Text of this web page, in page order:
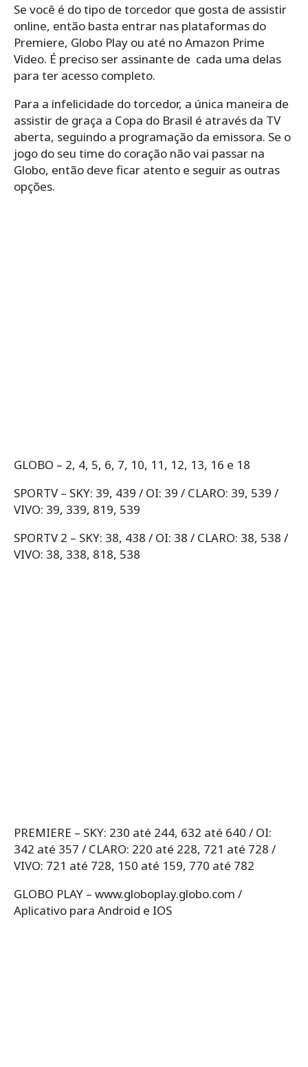
Se você é do tipo de torcedor que gosta de assistir
online, então basta entrar nas plataformas do
Premiere, Globo Play ou até no Amazon Prime
Video. É preciso ser assinante de cada uma delas
para ter acesso completo.
Para a infelicidade do torcedor, a única maneira de
assistir de graça a Copa do Brasil é através da TV
aberta, seguindo a programação da emissora. Se o
jogo do seu time do coração não vai passar na
Globo, então deve ficar atento e seguir as outras
opções.
GLOBO – 2, 4, 5, 6, 7, 10, 11, 12, 13, 16 e 18
SPORTV – SKY: 39, 439 / OI: 39 / CLARO: 39, 539 /
VIVO: 39, 339, 819, 539
SPORTV 2 – SKY: 38, 438 / OI: 38 / CLARO: 38, 538 /
VIVO: 38, 338, 818, 538
PREMIERE – SKY: 230 até 244, 632 até 640 / OI:
342 até 357 / CLARO: 220 até 228, 721 até 728 /
VIVO: 721 até 728, 150 até 159, 770 até 782
GLOBO PLAY – www.globoplay.globo.com /
Aplicativo para Android e IOS